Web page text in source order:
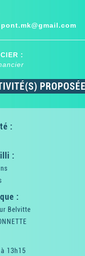
:
:
:
:
Belvitte
à 13h15